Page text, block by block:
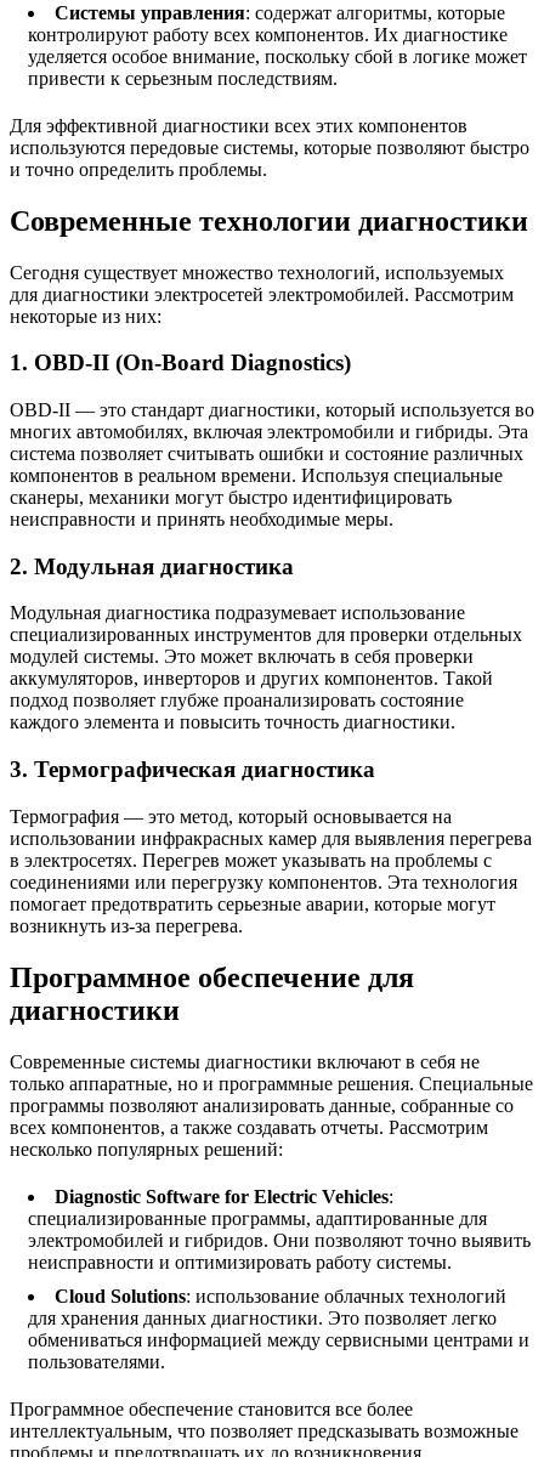
Системы управления: содержат алгоритмы, которые
контролируют работу всех компонентов. Их диагностике
уделяется особое внимание, поскольку сбой в логике может
привести к серьезным последствиям.
Для эффективной диагностики всех этих компонентов
используются передовые системы, которые позволяют быстро
и точно определить проблемы.
Современные технологии диагностики
Сегодня существует множество технологий, используемых
для диагностики электросетей электромобилей. Рассмотрим
некоторые из них:
1. OBD-II (On-Board Diagnostics)
OBD-II — это стандарт диагностики, который используется во
многих автомобилях, включая электромобили и гибриды. Эта
система позволяет считывать ошибки и состояние различных
компонентов в реальном времени. Используя специальные
сканеры, механики могут быстро идентифицировать
неисправности и принять необходимые меры.
2. Модульная диагностика
Модульная диагностика подразумевает использование
специализированных инструментов для проверки отдельных
модулей системы. Это может включать в себя проверки
аккумуляторов, инверторов и других компонентов. Такой
подход позволяет глубже проанализировать состояние
каждого элемента и повысить точность диагностики.
3. Термографическая диагностика
Термография — это метод, который основывается на
использовании инфракрасных камер для выявления перегрева
в электросетях. Перегрев может указывать на проблемы с
соединениями или перегрузку компонентов. Эта технология
помогает предотвратить серьезные аварии, которые могут
возникнуть из-за перегрева.
Программное обеспечение для
диагностики
Современные системы диагностики включают в себя не
только аппаратные, но и программные решения. Специальные
программы позволяют анализировать данные, собранные со
всех компонентов, а также создавать отчеты. Рассмотрим
несколько популярных решений:
Diagnostic Software for Electric Vehicles:
специализированные программы, адаптированные для
электромобилей и гибридов. Они позволяют точно выявить
неисправности и оптимизировать работу системы.
Cloud Solutions: использование облачных технологий
для хранения данных диагностики. Это позволяет легко
обмениваться информацией между сервисными центрами и
пользователями.
Программное обеспечение становится все более
интеллектуальным, что позволяет предсказывать возможные
проблемы и предотвращать их до возникновения.